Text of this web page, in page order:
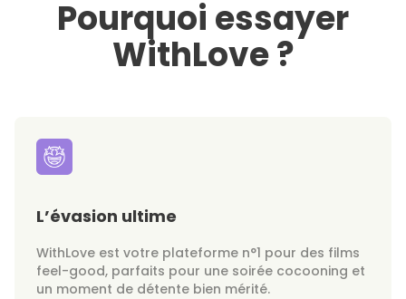
Pourquoi essayer
WithLove ?
L’évasion ultime
WithLove est votre plateforme n°1 pour des films
feel-good, parfaits pour une soirée cocooning et
un moment de détente bien mérité.